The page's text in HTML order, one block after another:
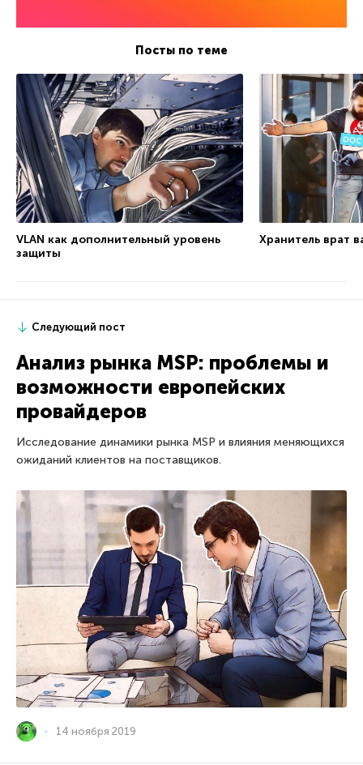
Посты по теме
VLAN как дополнительный уровень
защиты
Хранитель врат
Следующий пост
Анализ рынка MSP: проблемы и
возможности европейских
провайдеров
Исследование динамики рынка MSP и влияния меняющихся
ожиданий клиентов на поставщиков.
14 ноября 2019